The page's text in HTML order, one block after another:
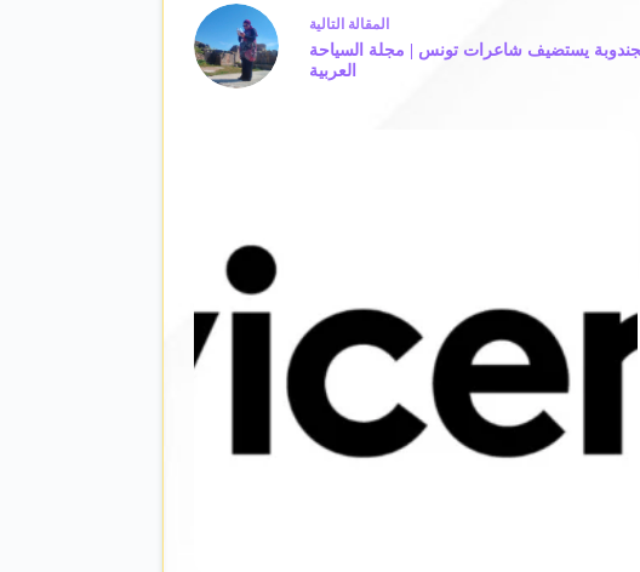
المقالة التالية
بجندوبة يستضيف شاعرات تونس | مجلة السياحة
العربية